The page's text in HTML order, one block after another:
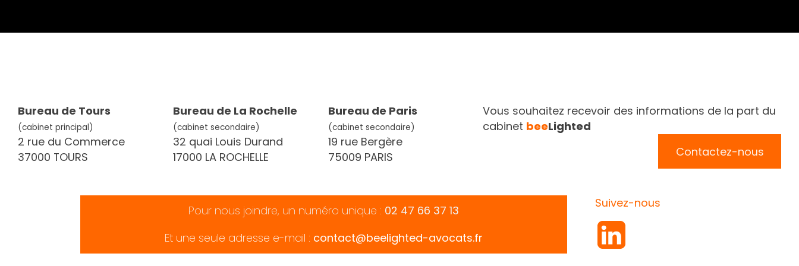
Bureau de Tours
(cabinet principal)
2 rue du Commerce
37000 TOURS
Bureau de La Rochelle
(cabinet secondaire)
32 quai Louis Durand
17000 LA ROCHELLE
Bureau de Paris
(cabinet secondaire)
19 rue Bergère
75009 PARIS
Vous souhaitez recevoir des informations de la part du
cabinet beeLighted
Contactez-nous
Pour nous joindre, un numéro unique : 02 47 66 37 13
Et une seule adresse e-mail : contact@beelighted-avocats.fr
Suivez-nous